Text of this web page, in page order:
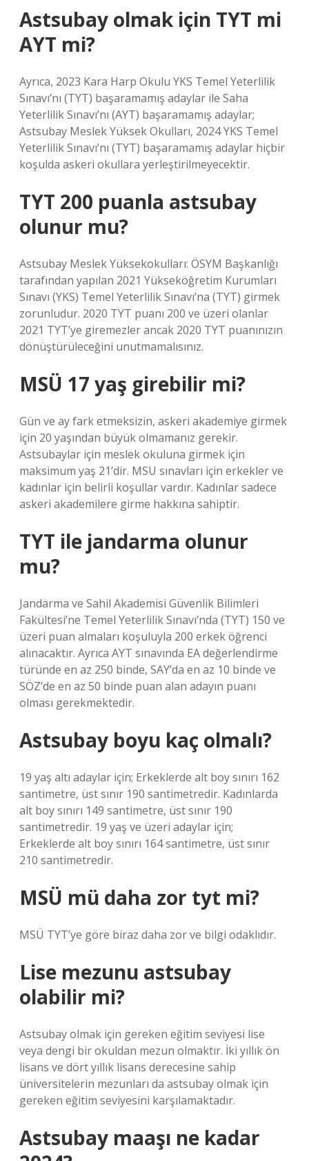
Astsubay olmak için TYT mi
AYT mi?
Ayrıca, 2023 Kara Harp Okulu YKS Temel Yeterlilik
Sınavı’nı (TYT) başaramamış adaylar ile Saha
Yeterlilik Sınavı’nı (AYT) başaramamış adaylar;
Astsubay Meslek Yüksek Okulları, 2024 YKS Temel
Yeterlilik Sınavı’nı (TYT) başaramamış adaylar hiçbir
koşulda askeri okullara yerleştirilmeyecektir.
TYT 200 puanla astsubay
olunur mu?
Astsubay Meslek Yüksekokulları: ÖSYM Başkanlığı
tarafından yapılan 2021 Yükseköğretim Kurumları
Sınavı (YKS) Temel Yeterlilik Sınavı’na (TYT) girmek
zorunludur. 2020 TYT puanı 200 ve üzeri olanlar
2021 TYT’ye giremezler ancak 2020 TYT puanınızın
dönüştürüleceğini unutmamalısınız.
MSÜ 17 yaş girebilir mi?
Gün ve ay fark etmeksizin, askeri akademiye girmek
için 20 yaşından büyük olmamanız gerekir.
Astsubaylar için meslek okuluna girmek için
maksimum yaş 21’dir. MSU sınavları için erkekler ve
kadınlar için belirli koşullar vardır. Kadınlar sadece
askeri akademilere girme hakkına sahiptir.
TYT ile jandarma olunur
mu?
Jandarma ve Sahil Akademisi Güvenlik Bilimleri
Fakültesi’ne Temel Yeterlilik Sınavı’nda (TYT) 150 ve
üzeri puan almaları koşuluyla 200 erkek öğrenci
alınacaktır. Ayrıca AYT sınavında EA değerlendirme
türünde en az 250 binde, SAY’da en az 10 binde ve
SÖZ’de en az 50 binde puan alan adayın puanı
olması gerekmektedir.
Astsubay boyu kaç olmalı?
19 yaş altı adaylar için; Erkeklerde alt boy sınırı 162
santimetre, üst sınır 190 santimetredir. Kadınlarda
alt boy sınırı 149 santimetre, üst sınır 190
santimetredir. 19 yaş ve üzeri adaylar için;
Erkeklerde alt boy sınırı 164 santimetre, üst sınır
210 santimetredir.
MSÜ mü daha zor tyt mi?
MSÜ TYT’ye göre biraz daha zor ve bilgi odaklıdır.
Lise mezunu astsubay
olabilir mi?
Astsubay olmak için gereken eğitim seviyesi lise
veya dengi bir okuldan mezun olmaktır. İki yıllık ön
lisans ve dört yıllık lisans derecesine sahip
üniversitelerin mezunları da astsubay olmak için
gereken eğitim seviyesini karşılamaktadır.
Astsubay maaşı ne kadar